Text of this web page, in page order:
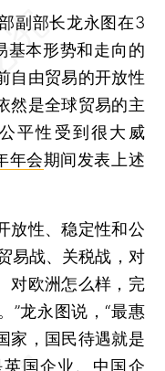
副部长龙永图在3
基本形势和走向的
自由贸易的开放性
然是全球贸易的主
平性受到很大威
年会期间发表上述
性、稳定性和公
易战、关税战，对
对欧洲怎么样，完
”龙永图说，“最惠
家，国民待遇就是
国企业、中国企